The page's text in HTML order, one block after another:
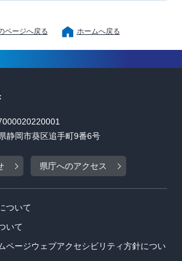
ページへ戻る ホームへ戻る
岡市葵区追手町9番6号
県庁へのアクセス
ついて
いて
ページウェブアクセシビリティ方針につい